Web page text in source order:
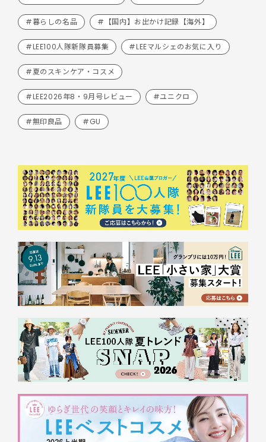
#暮らしの名品 #【国内】お出かけ記録【海外】
#LEE100人隊新隊員募集 #LEEマルシェのお気に入り
#夏のスキンケア・コスメ
#LEE2026年8・9月号レビュー #ユニクロ
#無印良品 #GU